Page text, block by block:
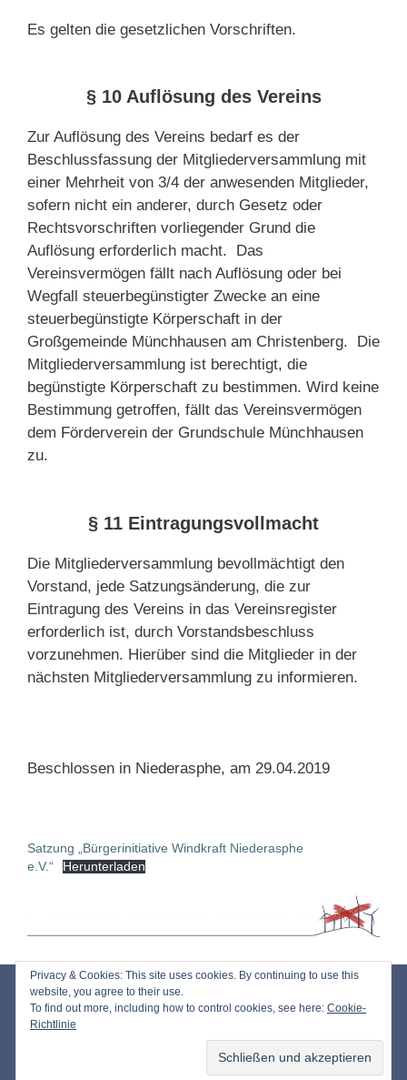
Es gelten die gesetzlichen Vorschriften.
§ 10 Auflösung des Vereins
Zur Auflösung des Vereins bedarf es der
Beschlussfassung der Mitgliederversammlung mit
einer Mehrheit von 3/4 der anwesenden Mitglieder,
sofern nicht ein anderer, durch Gesetz oder
Rechtsvorschriften vorliegender Grund die
Auflösung erforderlich macht. Das
Vereinsvermögen fällt nach Auflösung oder bei
Wegfall steuerbegünstigter Zwecke an eine
steuerbegünstigte Körperschaft in der
Großgemeinde Münchhausen am Christenberg. Die
Mitgliederversammlung ist berechtigt, die
begünstigte Körperschaft zu bestimmen. Wird keine
Bestimmung getroffen, fällt das Vereinsvermögen
dem Förderverein der Grundschule Münchhausen
zu.
§ 11 Eintragungsvollmacht
Die Mitgliederversammlung bevollmächtigt den
Vorstand, jede Satzungsänderung, die zur
Eintragung des Vereins in das Vereinsregister
erforderlich ist, durch Vorstandsbeschluss
vorzunehmen. Hierüber sind die Mitglieder in der
nächsten Mitgliederversammlung zu informieren.
Beschlossen in Niederasphe, am 29.04.2019
Satzung „Bürgerinitiative Windkraft Niederasphe
e.V.“
Herunterladen
Impressum
Datenschutz
© 2026 Bürgerinitiative Windkraft Niederasphe e.V. • Erstellt mit
Privacy & Cookies: This site uses cookies. By continuing to use this
website, you agree to their use.
To find out more, including how to control cookies, see here: Cookie-
Richtlinie